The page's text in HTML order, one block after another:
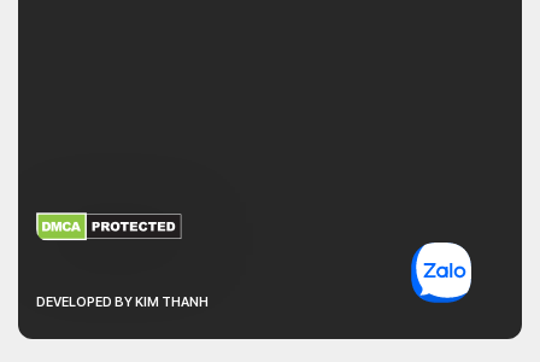
DEVELOPED BY KIM THANH
XEM THÊM